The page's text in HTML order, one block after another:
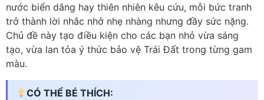
nước biển dâng hay thiên nhiên kêu cứu, mỗi bức tranh
trở thành lời nhắc nhở nhẹ nhàng nhưng đầy sức nặng.
Chủ đề này tạo điều kiện cho các bạn nhỏ vừa sáng
tạo, vừa lan tỏa ý thức bảo vệ Trái Đất trong từng gam
màu.
CÓ THỂ BÉ THÍCH: